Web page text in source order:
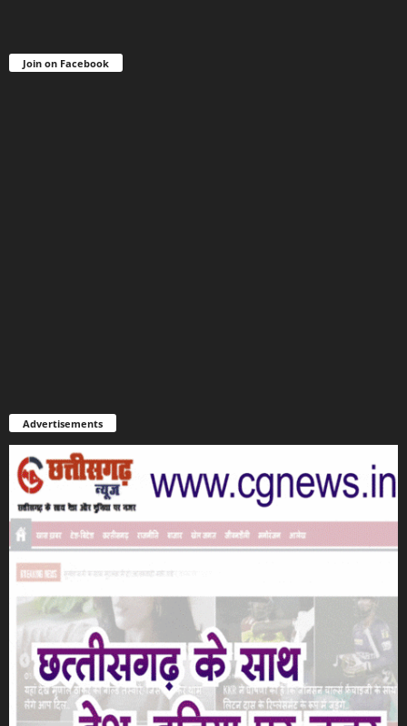
Join on Facebook
Advertisements